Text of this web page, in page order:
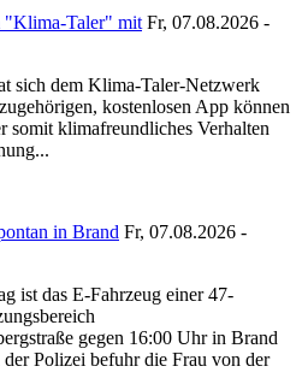
"Klima-Taler" mit Fr, 07.08.2026 -
sich dem Klima-Taler-Netzwerk
kostenlosen App können
somit klimafreundliches Verhalten
in Brand Fr, 07.08.2026 -
ist das E-Fahrzeug einer 47-
gegen 16:00 Uhr in Brand
Polizei befuhr die Frau von der